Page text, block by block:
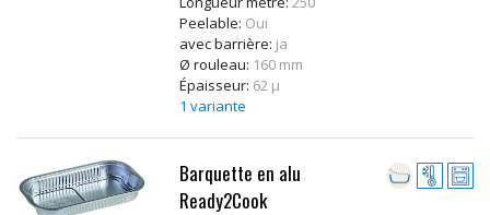
Peelable: Oui
avec barrière: ja
Ø rouleau: 160 mm
Épaisseur: 62 µ
1 variante
Barquette en alu
Ready2Cook